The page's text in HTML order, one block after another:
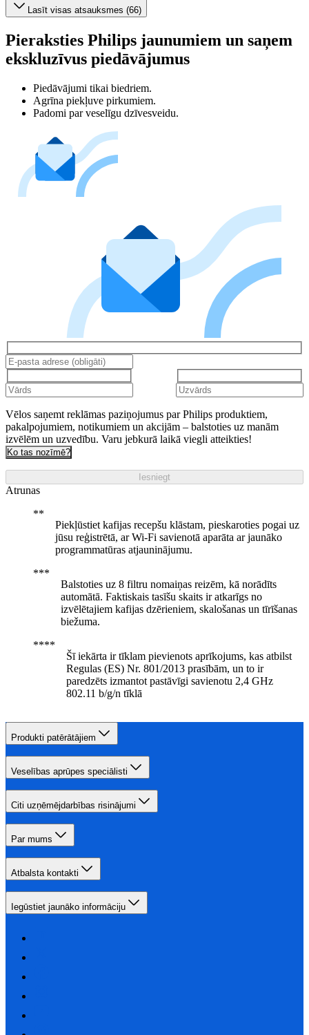
Lasīt visas atsauksmes (66)
Pieraksties Philips jaunumiem un saņem
ekskluzīvus piedāvājumus
Piedāvājumi tikai biedriem.
Agrīna piekļuve pirkumiem.
Padomi par veselīgu dzīvesveidu.
Vēlos saņemt reklāmas paziņojumus par Philips produktiem,
pakalpojumiem, notikumiem un akcijām – balstoties uz manām
izvēlēm un uzvedību. Varu jebkurā laikā viegli atteikties!
Ko tas nozīmē?
Iesniegt
Atrunas
Piekļūstiet kafijas recepšu klāstam, pieskaroties pogai uz
jūsu reģistrētā, ar Wi-Fi savienotā aparāta ar jaunāko
programmatūras atjauninājumu.
Balstoties uz 8 filtru nomaiņas reizēm, kā norādīts
automātā. Faktiskais tasīšu skaits ir atkarīgs no
izvēlētajiem kafijas dzērieniem, skalošanas un tīrīšanas
biežuma.
Šī iekārta ir tīklam pievienots aprīkojums, kas atbilst
Regulas (ES) Nr. 801/2013 prasībām, un to ir
paredzēts izmantot pastāvīgi savienotu 2,4 GHz
802.11 b/g/n tīklā
Produkti patērātājiem
Veselības aprūpes speciālisti
Citi uzņēmējdarbības risinājumi
Par mums
Atbalsta kontakti
Iegūstiet jaunāko informāciju